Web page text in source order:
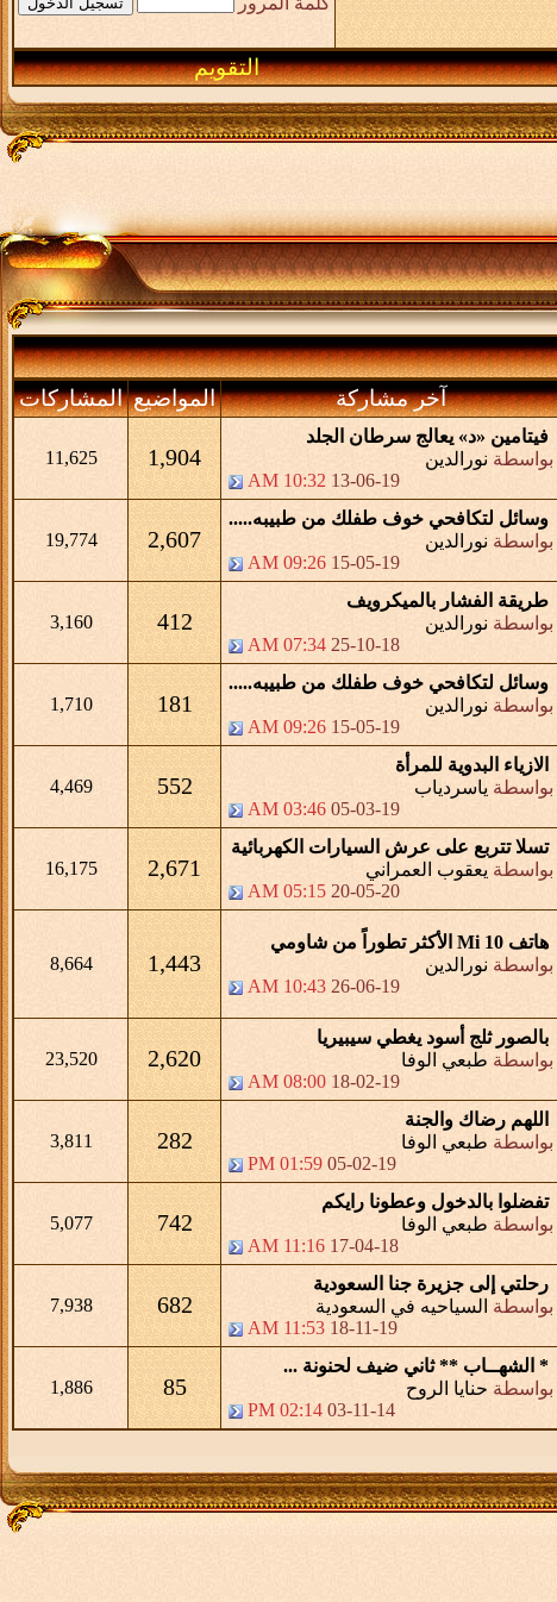
التقويم
آخر مشاركة المواضيع المشاركات
فيتامين «د» يعالج سرطان الجلد
بواسطة نورالدين
13-06-19
10:32 AM
1,904
11,625
وسائل لتكافحي خوف طفلك من طبيبه.....
بواسطة نورالدين
15-05-19
09:26 AM
2,607
19,774
طريقة الفشار بالميكرويف
بواسطة نورالدين
25-10-18
07:34 AM
412
3,160
وسائل لتكافحي خوف طفلك من طبيبه.....
بواسطة نورالدين
15-05-19
09:26 AM
181
1,710
الازياء البدوية للمرأة
بواسطة ياسردياب
05-03-19
03:46 AM
552
4,469
تسلا تتربع على عرش السيارات الكهربائية
بواسطة يعقوب العمراني
20-05-20
05:15 AM
2,671
16,175
هاتف Mi 10 الأكثر تطوراً من شاومي
بواسطة نورالدين
26-06-19
10:43 AM
1,443
8,664
بالصور ثلج أسود يغطي سيبيريا
بواسطة طبعي الوفا
18-02-19
08:00 AM
2,620
23,520
اللهم رضاك والجنة
بواسطة طبعي الوفا
05-02-19
01:59 PM
282
3,811
تفضلوا بالدخول وعطونا رايكم
بواسطة طبعي الوفا
17-04-18
11:16 AM
742
5,077
رحلتي إلى جزيرة جنا السعودية
بواسطة السياحيه في السعودية
18-11-19
11:53 AM
682
7,938
* الشهــاب ** ثاني ضيف لحنونة ...
بواسطة حنايا الروح
03-11-14
02:14 PM
85
1,886